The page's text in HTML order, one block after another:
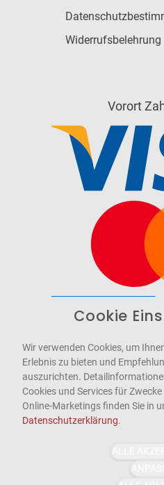
Widerrufsbelehrung
Vorort
WCAG-2.1-AA
Cookie
Wir verwenden Cookies, um
Erlebnis zu bieten und
auszurichten.
Cookies und Services für
Online-Marketings finden Sie in
Datenschutzerklärung.
ALLE